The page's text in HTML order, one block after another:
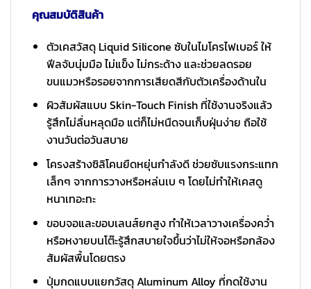
คุณสมบัติสินค้า
ตัวเคสวัสดุ Liquid Silicone ซับในไมโครไฟเบอร์ ให้
ฟีลจับนุ่มมือ ไม่แข็ง ไม่กระด้าง และช่วยลดรอย
ขนแมวหรือรอยจากการเสียดสีกับตัวเครื่องด้านใน
ผิวสัมผัสแบบ Skin-Touch Finish ที่ใช้งานจริงแล้ว
รู้สึกไม่ลื่นหลุดมือ แต่ก็ไม่หนืดจนเก็บฝุ่นง่าย ถือใช้
งานวันต่อวันสบาย
โครงสร้างซิลิโคนยืดหยุ่นกำลังดี ช่วยซับแรงกระแทก
เล็กๆ จากการวางหรือหล่นเบ ๆ โดยไม่ทำให้เคสดู
หนาเทอะทะ
ขอบจอและขอบเลนส์ยกสูง ทำให้เวลาวางเครื่องคว่ำ
หรือหงายบนโต๊ะรู้สึกสบายใจขึ้นว่าไม่ให้จอหรือกล้อง
สัมผัสพื้นโดยตรง
ปุ่มกดแบบแยกวัสดุ Aluminum Alloy ที่กดใช้งาน